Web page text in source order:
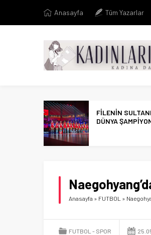
Anasayfa Tüm Yazarlar
FİLENİN
DÜNYA
Anasayfa » FUTBOL »
FUTBOL SPOR